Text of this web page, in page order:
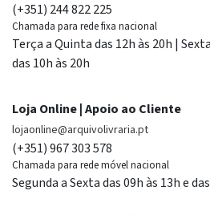
(+351) 244 822 225
Chamada para rede fixa nacional
Terça a Quinta das 12h às 20h |
das 10h às 20h
Loja Online | Apoio ao Cliente
lojaonline@arquivolivraria.pt
(+351) 967 303 578
Chamada para rede móvel nacional
Segunda a Sexta das 09h às 13h e